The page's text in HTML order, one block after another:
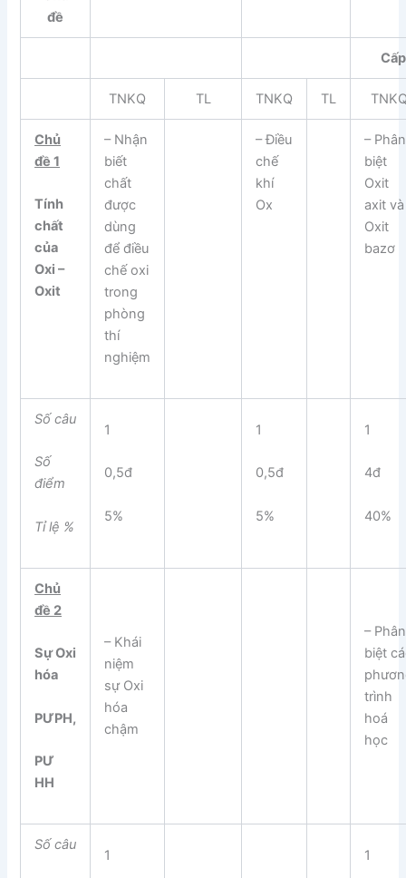
đề
TNKQ TL TNKQ TL
Chủ
đề 1
Tính
chất
của
Oxi –
Oxit
– Nhận
biết
chất
được
dùng
để điều
chế oxi
trong
phòng
thí
nghiệm
– Điều
chế
khí
Ox
– Phân
biệt
Oxit
axit và
Oxit
bazơ
Số câu
Số
điểm
Tỉ lệ %
1
0,5đ
5%
1
0,5đ
5%
1
4đ
40%
Chủ
đề 2
Sự Oxi
hóa
PƯPH,
PƯ
HH
– Khái
niệm
sự Oxi
hóa
chậm
– Phân
biệt
trình
hoá
học
Số câu
1 1